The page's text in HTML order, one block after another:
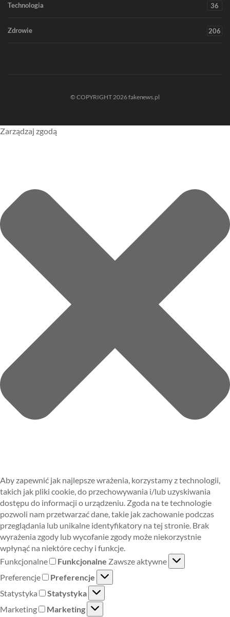
Technologia 36
Zdrowie 206
© COPYRIGHT 2026 fakenews.pl
Zarządzaj zgodą
Aby zapewnić jak najlepsze wrażenia, korzystamy z technologii,
takich jak pliki cookie, do przechowywania i/lub uzyskiwania
dostępu do informacji o urządzeniu. Zgoda na te technologie
pozwoli nam przetwarzać dane, takie jak zachowanie podczas
przeglądania lub unikalne identyfikatory na tej stronie. Brak
wyrażenia zgody lub wycofanie zgody może niekorzystnie
wpłynąć na niektóre cechy i funkcje.
Funkcjonalne
Funkcjonalne Zawsze aktywne
Preferencje
Preferencje
Statystyka
Statystyka
Marketing
Marketing